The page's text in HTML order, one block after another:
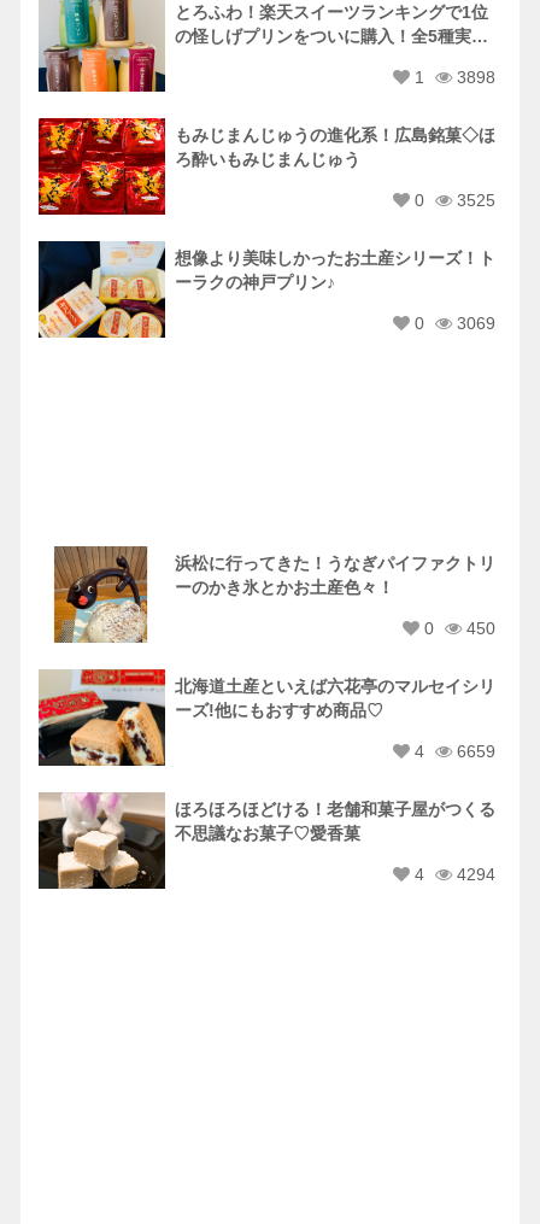
とろふわ！楽天スイーツランキングで1位
の怪しげプリンをついに購入！全5種実食
1
3898
もみじまんじゅうの進化系！広島銘菓◇ほ
ろ酔いもみじまんじゅう
0 3525
想像より美味しかったお土産シリーズ！ト
ーラクの神戸プリン♪
0 3069
浜松に行ってきた！うなぎパイファクトリ
ーのかき氷とかお土産色々！
0 450
北海道土産といえば六花亭のマルセイシリ
ーズ!他にもおすすめ商品♡
4 6659
ほろほろほどける！老舗和菓子屋がつくる
不思議なお菓子♡愛香菓
4 4294